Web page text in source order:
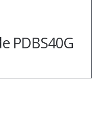
PDBS40G